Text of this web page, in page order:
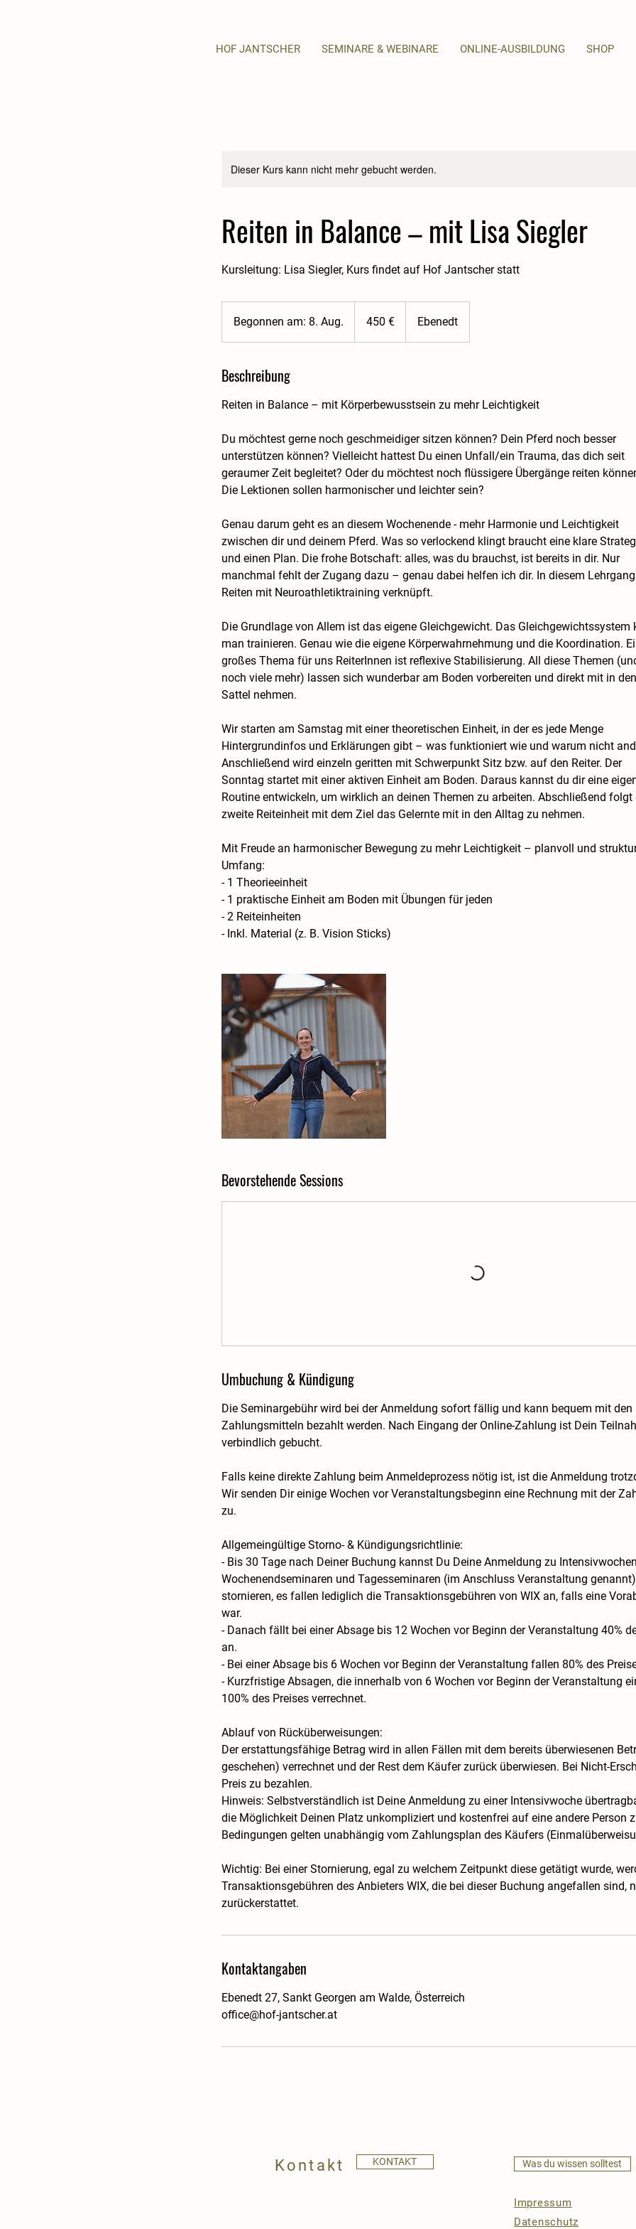
HOF JANTSCHER SEMINARE & WEBINARE ONLINE-AUSBILDUNG SHOP
Dieser Kurs kann nicht mehr gebucht werden.
Reiten in Balance – mit Lisa Siegler
Kursleitung: Lisa Siegler, Kurs findet auf Hof Jantscher statt
Begonnen am: 8. Aug.
e
n
n
a
m
:
A
u
g
.
450 € Ebenedt
Beschreibung
Reiten in Balance – mit Körperbewusstsein zu mehr Leichtigkeit
Du möchtest gerne noch geschmeidiger sitzen können? Dein Pferd noch besser
unterstützen können? Vielleicht hattest Du einen Unfall/ein Trauma, das dich seit
geraumer Zeit begleitet? Oder du möchtest noch flüssigere Übergänge reiten
Die Lektionen sollen harmonischer und leichter sein?
Genau darum geht es an diesem Wochenende - mehr Harmonie und Leichtigkeit
zwischen dir und deinem Pferd. Was so verlockend klingt braucht eine klare
und einen Plan. Die frohe Botschaft: alles, was du brauchst, ist bereits in dir. Nur
manchmal fehlt der Zugang dazu – genau dabei helfen ich dir. In diesem
Reiten mit Neuroathletiktraining verknüpft.
Die Grundlage von Allem ist das eigene Gleichgewicht. Das Gleichgewichtssystem
man trainieren. Genau wie die eigene Körperwahrnehmung und die Koordination.
großes Thema für uns ReiterInnen ist reflexive Stabilisierung. All diese Themen
noch viele mehr) lassen sich wunderbar am Boden vorbereiten und direkt mit in den
Sattel nehmen.
Wir starten am Samstag mit einer theoretischen Einheit, in der es jede Menge
Hintergrundinfos und Erklärungen gibt – was funktioniert wie und warum nicht
Anschließend wird einzeln geritten mit Schwerpunkt Sitz bzw. auf den Reiter. Der
Sonntag startet mit einer aktiven Einheit am Boden. Daraus kannst du dir eine
Routine entwickeln, um wirklich an deinen Themen zu arbeiten. Abschließend folgt
zweite Reiteinheit mit dem Ziel das Gelernte mit in den Alltag zu nehmen.
Mit Freude an harmonischer Bewegung zu mehr Leichtigkeit – planvoll und
Umfang:
- 1 Theorieeinheit
- 1 praktische Einheit am Boden mit Übungen für jeden
- 2 Reiteinheiten
Bevorstehende Sessions
Umbuchung & Kündigung
Die Seminargebühr wird bei der Anmeldung sofort fällig und kann bequem mit den
Zahlungsmitteln bezahlt werden. Nach Eingang der Online-Zahlung ist Dein
verbindlich gebucht.
Falls keine direkte Zahlung beim Anmeldeprozess nötig ist, ist die Anmeldung
Wir senden Dir einige Wochen vor Veranstaltungsbeginn eine Rechnung mit der
zu.
Allgemeingültige Storno- & Kündigungsrichtlinie:
- Bis 30 Tage nach Deiner Buchung kannst Du Deine Anmeldung zu
Wochenendseminaren und Tagesseminaren (im Anschluss Veranstaltung
stornieren, es fallen lediglich die Transaktionsgebühren von WIX an, falls eine
war.
- Danach fällt bei einer Absage bis 12 Wochen vor Beginn der Veranstaltung 40%
an.
- Bei einer Absage bis 6 Wochen vor Beginn der Veranstaltung fallen 80% des
- Kurzfristige Absagen, die innerhalb von 6 Wochen vor Beginn der Veranstaltung
100% des Preises verrechnet.
Ablauf von Rücküberweisungen:
Der erstattungsfähige Betrag wird in allen Fällen mit dem bereits überwiesenen
geschehen) verrechnet und der Rest dem Käufer zurück überwiesen. Bei Nicht-
Preis zu bezahlen.
Hinweis: Selbstverständlich ist Deine Anmeldung zu einer Intensivwoche
die Möglichkeit Deinen Platz unkompliziert und kostenfrei auf eine andere Person
Bedingungen gelten unabhängig vom Zahlungsplan des Käufers
Wichtig: Bei einer Stornierung, egal zu welchem Zeitpunkt diese getätigt wurde,
Transaktionsgebühren des Anbieters WIX, die bei dieser Buchung angefallen sind,
Kontaktangaben
Ebenedt 27, Sankt Georgen am Walde, Österreich
office@hof-jantscher.at
Kontakt KONTAKT Was du wissen solltest
Impressum
Datenschutz